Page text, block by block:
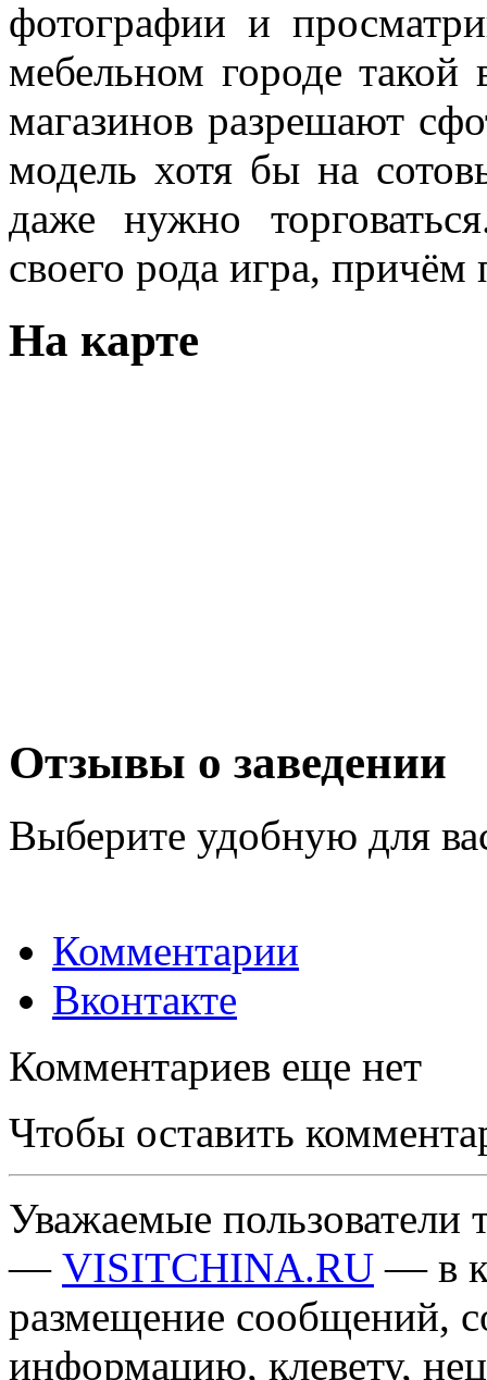
фотографии и
мебельном городе
магазинов разрешают
модель хотя бы на
даже нужно
своего рода игра, причём
На карте
Отзывы о заведении
Выберите удобную для
Комментарии
Вконтакте
Комментариев еще нет
Чтобы оставить
Уважаемые пользователи
— VISITCHINA.RU — в
размещение сообщений,
информацию, клевету,